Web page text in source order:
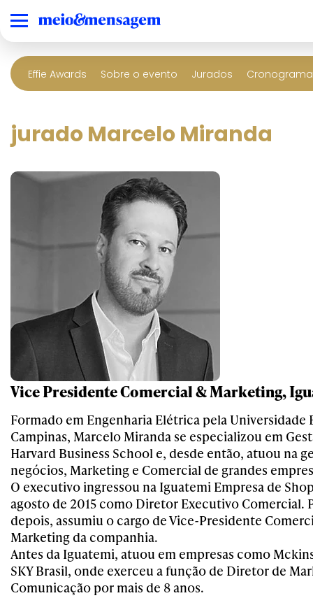
Effie Awards Sobre o evento Jurados
jurado Marcelo Miranda
Vice Presidente Comercial & Marketing,
Formado em Engenharia Elétrica pela Universidade
Campinas, Marcelo Miranda se especializou em
Harvard Business School e, desde então, atuou na
negócios, Marketing e Comercial de grandes
O executivo ingressou na Iguatemi Empresa de
agosto de 2015 como Diretor Executivo Comercial.
depois, assumiu o cargo de Vice-Presidente
Marketing da companhia.
Antes da Iguatemi, atuou em empresas como
SKY Brasil, onde exerceu a função de Diretor de
Comunicação por mais de 8 anos.